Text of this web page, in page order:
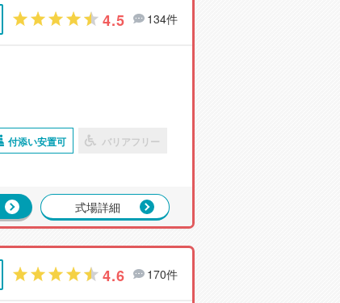
4.5 134件
付添い安置可 バリアフリー
式場詳細
4.6 170件